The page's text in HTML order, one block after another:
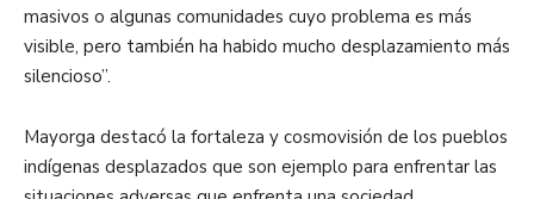
masivos o algunas comunidades cuyo problema es más
visible, pero también ha habido mucho desplazamiento más
silencioso”.
Mayorga destacó la fortaleza y cosmovisión de los pueblos
indígenas desplazados que son ejemplo para enfrentar las